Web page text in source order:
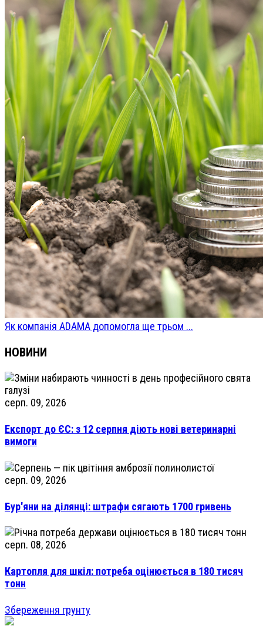
Як компанія ADAMA допомогла ще трьом ...
НОВИНИ
серп. 09, 2026
Експорт до ЄС: з 12 серпня діють нові ветеринарні
вимоги
серп. 09, 2026
Бур'яни на ділянці: штрафи сягають 1700 гривень
серп. 08, 2026
Картопля для шкіл: потреба оцінюється в 180 тисяч
тонн
Збереження грунту